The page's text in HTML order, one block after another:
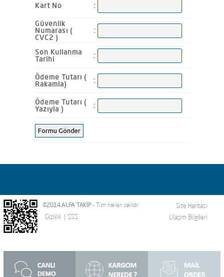
Kart No
:
Güvenlik
Numarası (
CVC2 )
:
Son Kullanma
Tarihi :
Ödeme Tutarı (
Rakamla) :
Ödeme Tutarı (
Yazıyla ) :
©2014 ALFA TAKİP- Tüm hakları saklıdır.
Gizlilik | SSS
Site Haritası
Ulaşım Bilgileri